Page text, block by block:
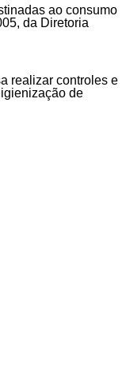
ao consumo
da Diretoria
realizar controles e
de